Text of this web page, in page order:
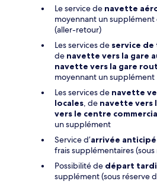
Le service de navette
moyennant un
(aller-retour)
Les services de service
de navette vers la gare
navette vers la gare
moyennant un supplément
Les services de navette
locales, de navette vers
vers le centre
un supplément
Service d’arrivée
frais supplémentaires
Possibilité de départ
supplément (sous réserve